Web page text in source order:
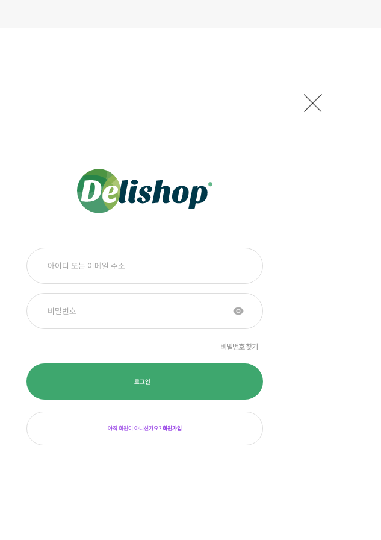
비밀번호 찾기
로그인
아직 회원이 아니신가요?회원가입